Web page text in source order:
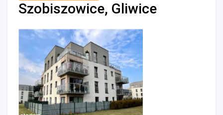
Szobiszowice, Gliwice